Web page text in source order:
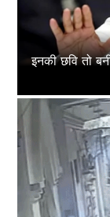
इनकी छवि तो